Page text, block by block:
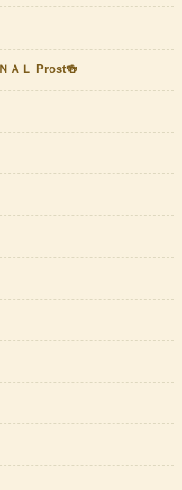
ＡＬ Prost🍻